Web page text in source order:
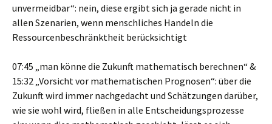
unvermeidbar“: nein, diese ergibt sich ja gerade nicht in
allen Szenarien, wenn menschliches Handeln die
Ressourcenbeschränktheit berücksichtigt
07:45 „man könne die Zukunft mathematisch berechnen“ &
15:32 „Vorsicht vor mathematischen Prognosen“: über die
Zukunft wird immer nachgedacht und Schätzungen darüber,
wie sie wohl wird, fließen in alle Entscheidungsprozesse